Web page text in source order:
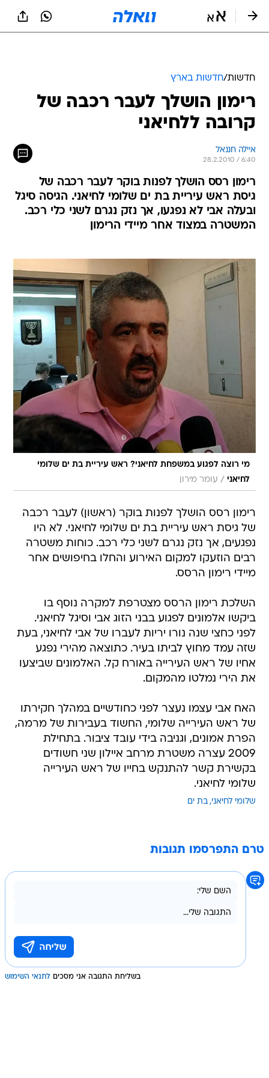
חדשות/חדשות בארץ
רימון הושלך לעבר רכבה של
קרובה ללחיאני
איילה חננאל
28.2.2010 / 6:40
רימון רסס הושלך לפנות בוקר לעבר רכבה של
גיסת ראש עיריית בת ים שלומי לחיאני. הגיסה סיגל
ובעלה אבי לא נפגעו, אך נזק נגרם לשני כלי רכב.
המשטרה במצוד אחר מיידי הרימון
מי רוצה לפגוע במשפחת לחיאני? ראש עיריית בת ים שלומי
לחיאני / עומר מירון
רימון רסס הושלך לפנות בוקר (ראשון) לעבר רכבה
של גיסת ראש עיריית בת ים שלומי לחיאני. לא היו
נפגעים, אך נזק נגרם לשני כלי רכב. כוחות משטרה
רבים הוזעקו למקום האירוע והחלו בחיפושים אחר
מיידי רימון הרסס.
השלכת רימון הרסס מצטרפת למקרה נוסף בו
ביקשו אלמונים לפגוע בבני הזוג אבי וסיגל לחיאני.
לפני כחצי שנה נורו יריות לעברו של אבי לחיאני, בעת
שזה עמד מחוץ לביתו בעיר. כתוצאה מהירי נפגע
אחיו של ראש העירייה באורח קל. האלמונים שביצעו
את הירי נמלטו מהמקום.
האח אבי עצמו נעצר לפני כחודשיים במהלך חקירתו
של ראש העירייה שלומי, החשוד בעבירות של מרמה,
הפרת אמונים, וגניבה בידי עובד ציבור. בתחילת
2009 עצרה משטרת מרחב איילון שני חשודים
בקשירת קשר להתנקש בחייו של ראש העירייה
שלומי לחיאני.
שלומי לחיאני בת ים
טרם התפרסמו תגובות
בשליחת התגובה אני מסכים לתנאי השימוש